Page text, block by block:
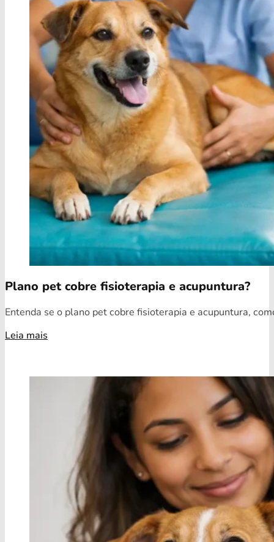
Plano pet cobre fisioterapia e acupuntura?
Entenda se o plano pet cobre fisioterapia e acupuntura,
Leia mais